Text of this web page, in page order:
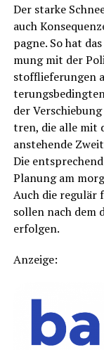
Der star­ke
auch
pa­gne. So hat
mung mit der
stoff­lie­fe­run­gen
der
tren, die alle mit
anste­hen­de
Die
Pla­nung am
Auch die regu­lär
sol­len nach dem
erfolgen.
Anzei­ge: